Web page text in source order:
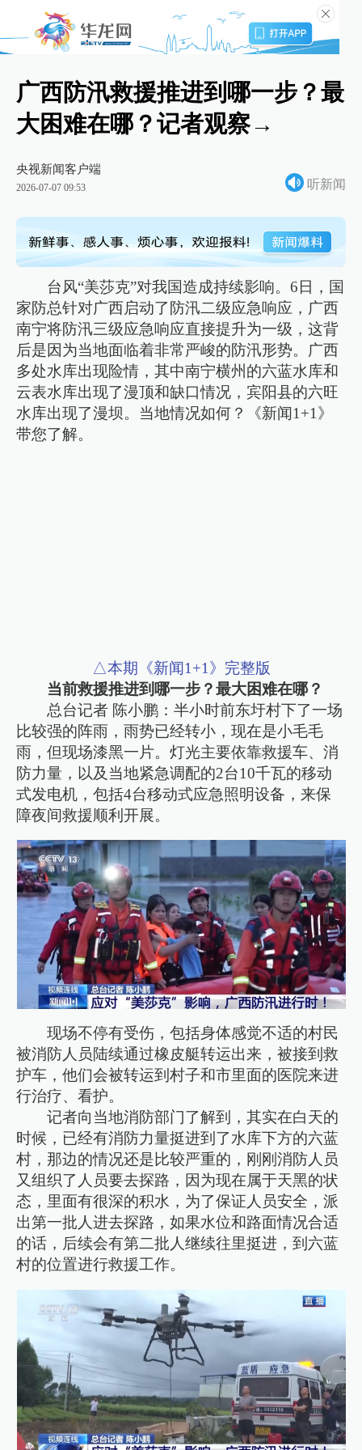
广西防汛救援推进到哪一步？最
大困难在哪？记者观察→
央视新闻客户端
2026-07-07 09:53 听新闻
台风“美莎克”对我国造成持续影响。6日，国
家防总针对广西启动了防汛二级应急响应，广西
南宁将防汛三级应急响应直接提升为一级，这背
后是因为当地面临着非常严峻的防汛形势。广西
多处水库出现险情，其中南宁横州的六蓝水库和
云表水库出现了漫顶和缺口情况，宾阳县的六旺
水库出现了漫坝。当地情况如何？《新闻1+1》
带您了解。
△本期《新闻1+1》完整版
当前救援推进到哪一步？最大困难在哪？
总台记者 陈小鹏：半小时前东圩村下了一场
比较强的阵雨，雨势已经转小，现在是小毛毛
雨，但现场漆黑一片。灯光主要依靠救援车、消
防力量，以及当地紧急调配的2台10千瓦的移动
式发电机，包括4台移动式应急照明设备，来保
障夜间救援顺利开展。
现场不停有受伤，包括身体感觉不适的村民
被消防人员陆续通过橡皮艇转运出来，被接到救
护车，他们会被转运到村子和市里面的医院来进
行治疗、看护。
记者向当地消防部门了解到，其实在白天的
时候，已经有消防力量挺进到了水库下方的六蓝
村，那边的情况还是比较严重的，刚刚消防人员
又组织了人员要去探路，因为现在属于天黑的状
态，里面有很深的积水，为了保证人员安全，派
出第一批人进去探路，如果水位和路面情况合适
的话，后续会有第二批人继续往里挺进，到六蓝
村的位置进行救援工作。